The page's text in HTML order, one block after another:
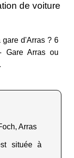
de voiture
gare d'Arras ? 6
Gare Arras ou
Arras
située à